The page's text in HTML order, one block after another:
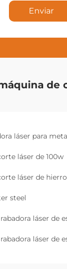
Enviar
de
láser para
láser de 100w
láser de hierro
steel
láser de
láser de